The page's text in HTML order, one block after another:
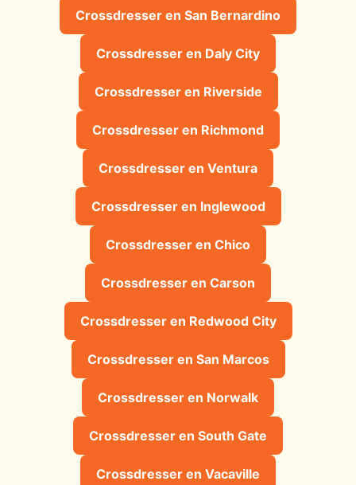
Crossdresser en San Bernardino
Crossdresser en Daly City
Crossdresser en Riverside
Crossdresser en Richmond
Crossdresser en Ventura
Crossdresser en Inglewood
Crossdresser en Chico
Crossdresser en Carson
Crossdresser en Redwood City
Crossdresser en San Marcos
Crossdresser en Norwalk
Crossdresser en South Gate
Crossdresser en Vacaville